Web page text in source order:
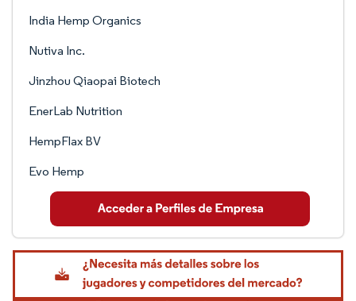
India Hemp Organics
Nutiva Inc.
Jinzhou Qiaopai Biotech
EnerLab Nutrition
HempFlax BV
Evo Hemp